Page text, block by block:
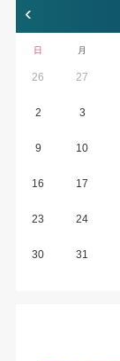
‹
日 月
26 27
2 3
9 10
16 17
23 24
30 31